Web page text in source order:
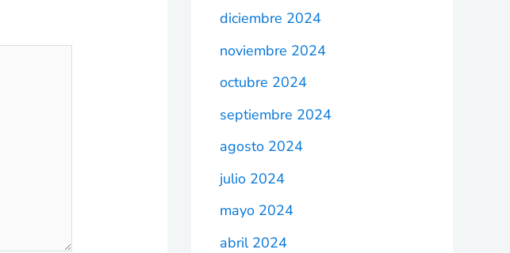
diciembre 2024
noviembre 2024
octubre 2024
septiembre 2024
agosto 2024
julio 2024
mayo 2024
abril 2024